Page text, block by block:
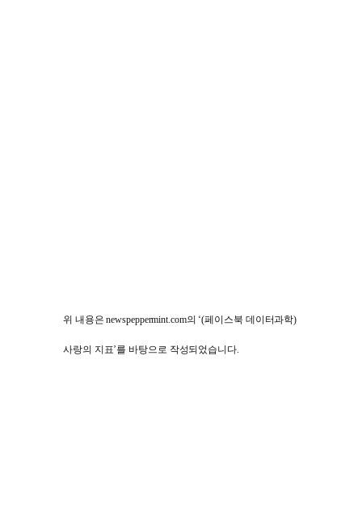
위 내용은newspeppermint.com의 ‘(페이스북 데이터과학)
사랑의 지표’를 바탕으로 작성되었습니다.